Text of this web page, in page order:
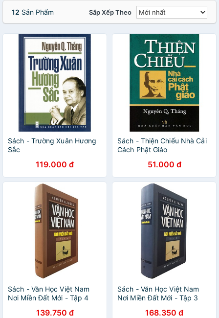
12 Sản Phẩm Sắp Xếp Theo
Sách - Trường Xuân Hương
Sắc
119.000 đ
Sách - Thiện Chiếu Nhà Cải
Cách Phật Giáo
51.000 đ
Sách - Văn Học Việt Nam
Nơi Miền Đất Mới - Tập 4
139.750 đ
Sách - Văn Học Việt Nam
Nơi Miền Đất Mới - Tập 3
168.350 đ